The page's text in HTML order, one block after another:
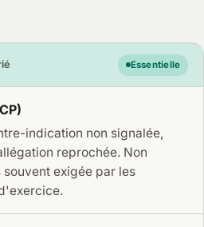
Essentielle
indication non signalée,
reprochée. Non
exigée par les